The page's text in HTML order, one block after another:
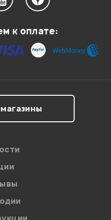
к оплате: